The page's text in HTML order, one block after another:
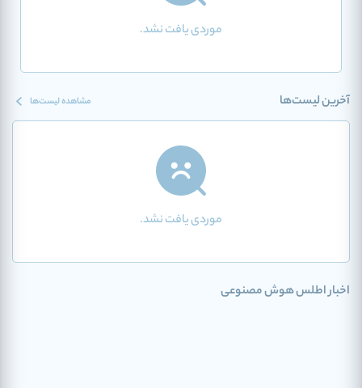
موردی یافت نشد.
آخرین لیست‌ها مشاهده لیست‌ها
موردی یافت نشد.
اخبار اطلس هوش مصنوعی